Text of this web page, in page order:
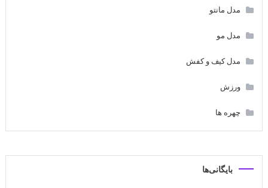
مدل مانتو
مدل مو
مدل کیف و کفش
ورزش
چهره ها
بایگانی‌ها